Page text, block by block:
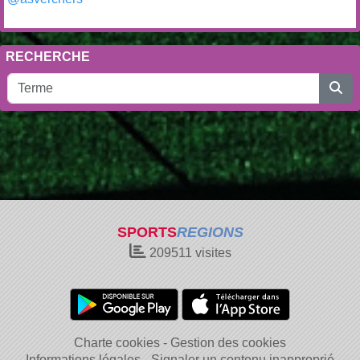
RECHERCHE
SPORTSREGIONS
209511 visites
Charte cookies
Gestion des cookies